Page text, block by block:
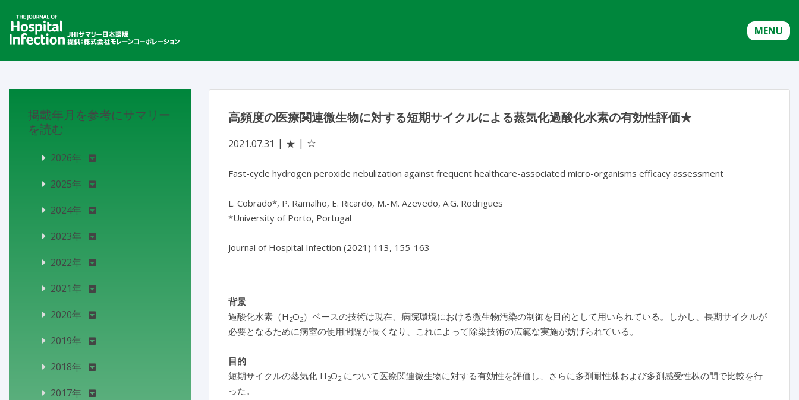
MENU
高頻度の医療関連微生物に対する短期サイクルによる蒸気化過酸化水素の有効性評価★
2021.07.31 ★ ☆
Fast-cycle hydrogen peroxide nebulization against frequent healthcare-associated micro-organisms efficacy assessment
L. Cobrado*, P. Ramalho, E. Ricardo, M.-M. Azevedo, A.G. Rodrigues
*University of Porto, Portugal
Journal of Hospital Infection (2021) 113, 155-163
背景
過酸化水素（H 2O2）ベースの技術は現在、病院環境における微生物汚染の制御を目的として用いられている。しかし、長期サイクルが
必要となるために病室の使用間隔が長くなり、これによって除染技術の広範な実施が妨げられている。
目的
短期サイクルの蒸気化 H 2O2 について医療関連微生物に対する有効性を評価し、さらに多剤耐性株および多剤感受性株の間で比較を行
った。
掲載年月を参考にサマリー
を読む
2026年
2025年
2024年
2023年
2022年
2021年
2020年
2019年
2018年
2017年